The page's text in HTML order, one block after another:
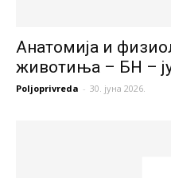
Анатомија и
животиња – БН –
Poljoprivreda - 30. јуна 2026.